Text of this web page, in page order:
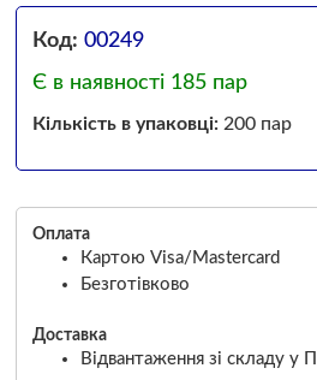
Код: 00249
Є в наявності 185 пар
Кількість в упаковці:200 пар
Оплата
Картою Visa/Mastercard
Безготівково
Доставка
Відвантаження зі складу у